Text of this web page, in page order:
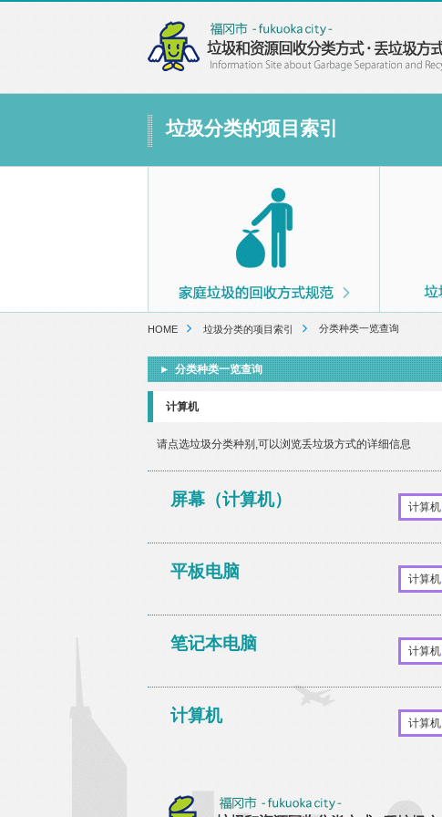
垃圾分类的项目索引
HOME 垃圾分类的项目索引 分类种类一览查询
分类种类一览查询
计算机
请点选垃圾分类种别,可以浏览丢垃圾方式的详细信息
屏幕（计算机） 计算机
平板电脑 计算机
笔记本电脑 计算机
计算机 计算机